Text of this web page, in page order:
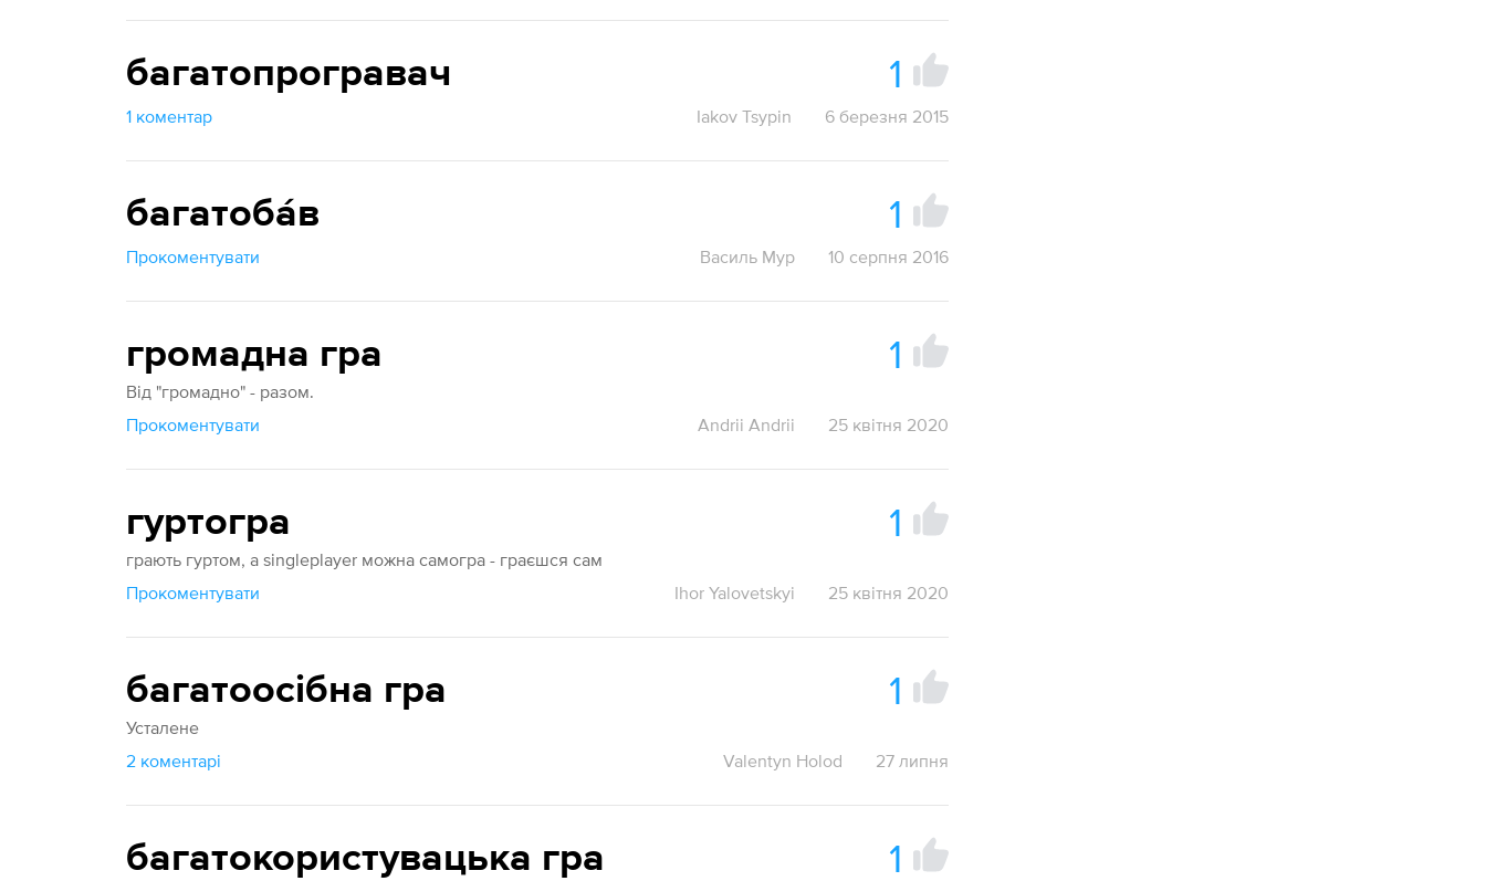
багатопрогравач 1
1 коментар Iakov Tsypin 6 березня 2015
багатоба́в 1
Прокоментувати Василь Мур 10 серпня 2016
громадна гра 1
Від "громадно" - разом.
Прокоментувати
Andrii Andrii 25 квітня 2020
гуртогра 1
грають гуртом, а singleplayer можна самогра - граєшся сам
Прокоментувати
Ihor Yalovetskyi 25 квітня 2020
багатоосібна гра 1
Усталене
2 коментарі
Valentyn Holod 27 липня
багатокористувацька гра 1